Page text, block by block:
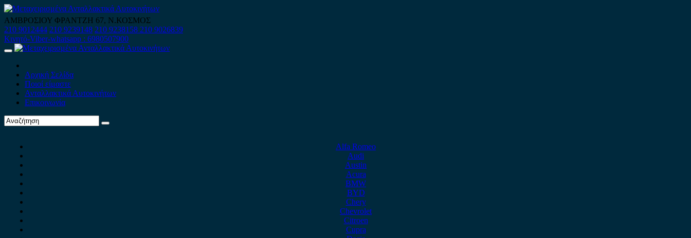
Skip
to
content
ΑΜΒΡΟΣΙΟΥ ΦΡΑΝΤΖΗ 67, Ν.ΚΟΣΜΟΣ
210 9012444 210 9239148 210 9238158 210 9026839
Κινητό-Viber-whatsapp : 6980507900
Primary
Αρχική Σελίδα
Ποιοί είμαστε
Ανταλλακτικά Αυτοκινήτων
Επικοινωνία
Alfa Romeo
Audi
Austin
Acura
BMW
BYD
Chery
Chevrolet
Citroen
Cupra